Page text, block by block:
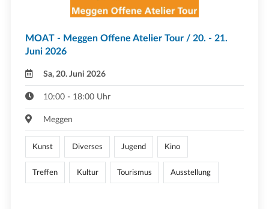
MOAT - Meggen Offene Atelier Tour / 20. - 21.
Juni 2026
Sa, 20. Juni 2026
10:00 - 18:00 Uhr
Meggen
Kunst Diverses Jugend Kino
Treffen Kultur Tourismus Ausstellung